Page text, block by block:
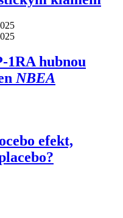
1RA hubnou
NBEA
efekt,